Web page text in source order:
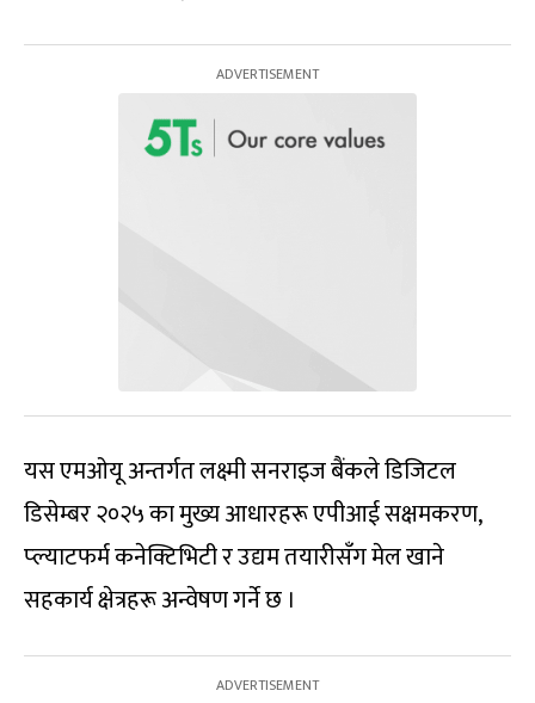
यस एमओयू अन्तर्गत लक्ष्मी सनराइज बैंकले डिजिटल
डिसेम्बर २०२५ का मुख्य आधारहरू एपीआई सक्षमकरण,
प्ल्याटफर्म कनेक्टिभिटी र उद्यम तयारीसँग मेल खाने
सहकार्य क्षेत्रहरू अन्वेषण गर्ने छ ।